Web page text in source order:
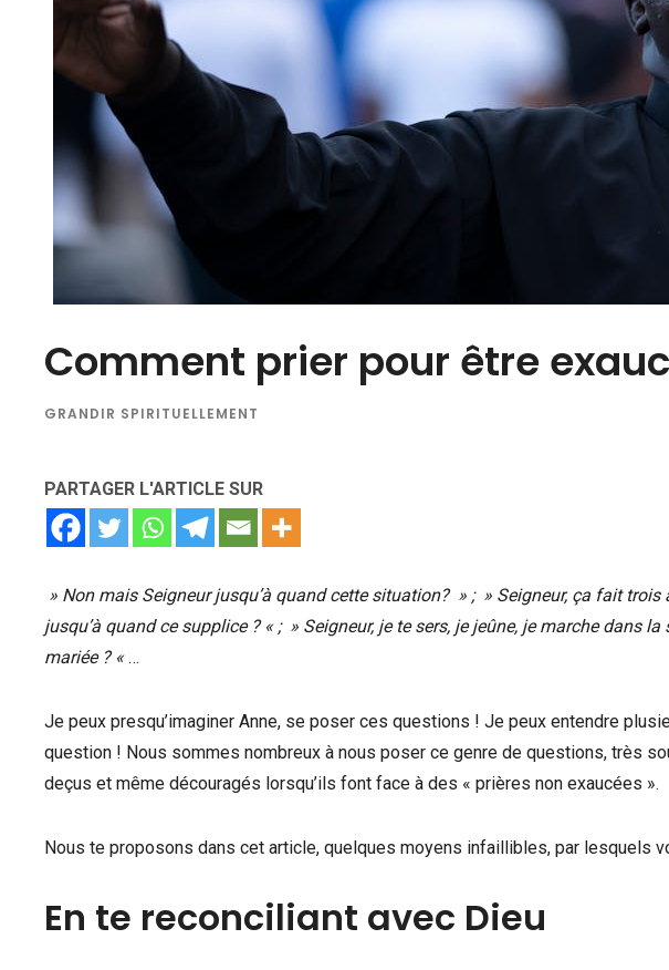
Comment prier pour être
GRANDIR SPIRITUELLEMENT
PARTAGER L'ARTICLE SUR
» Non mais Seigneur jusqu’à quand cette situation? » ; » Seigneur, ça fait
jusqu’à quand ce supplice ? « ; » Seigneur, je te sers, je jeûne, je marche dans
mariée ? «…
Je peux presqu’imaginer Anne, se poser ces questions ! Je peux entendre
question ! Nous sommes nombreux à nous poser ce genre de questions, très
deçus et même découragés lorsqu’ils font face à des « prières non exaucées ».
Nous te proposons dans cet article, quelques moyens infaillibles, par lesquels
En te reconciliant avec Dieu